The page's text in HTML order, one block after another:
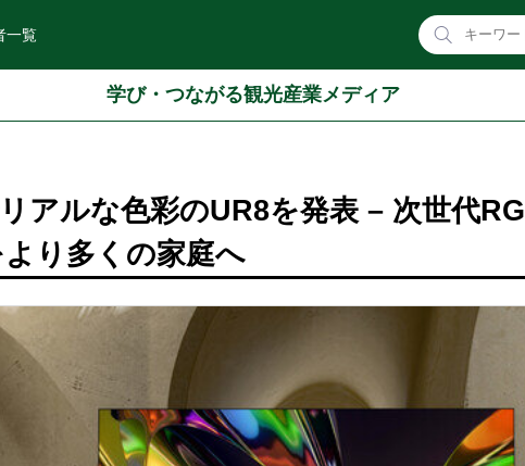
一覧
学び・つながる観光産業メディア
アルな色彩のUR8を発表 – 次世代RG
り多くの家庭へ